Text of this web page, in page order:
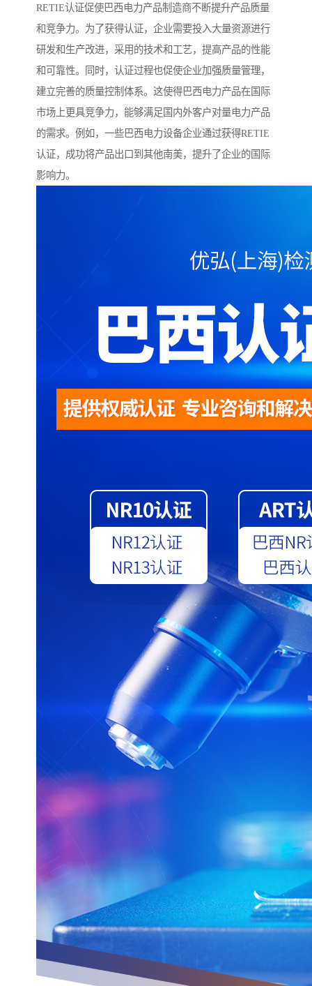
RETIE认证促使巴西电力产品制造商不断提升产品质量
和竞争力。为了获得认证，企业需要投入大量资源进行
研发和生产改进，采用的技术和工艺，提高产品的性能
和可靠性。同时，认证过程也促使企业加强质量管理，
建立完善的质量控制体系。这使得巴西电力产品在国际
市场上更具竞争力，能够满足国内外客户对量电力产品
的需求。例如，一些巴西电力设备企业通过获得RETIE
认证，成功将产品出口到其他南美，提升了企业的国际
影响力。